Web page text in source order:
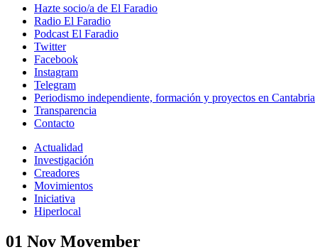
Hazte socio/a de El Faradio
Radio El Faradio
Podcast El Faradio
Twitter
Facebook
Instagram
Telegram
Periodismo independiente, formación y proyectos en Cantabria
Transparencia
Contacto
Actualidad
Investigación
Creadores
Movimientos
Iniciativa
Hiperlocal
01 Nov Movember